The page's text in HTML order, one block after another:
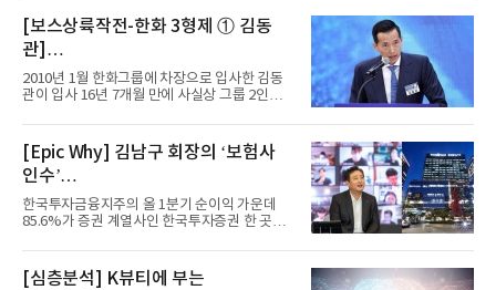
[보스상륙작전-한화 3형제 ① 김동
관]
입사 16년 만에 수석부회장 … 경영승
계 ‘초읽기’
2010년 1월 한화그룹에 차장으로 입사한 김동
관이 입사 16년 7개월 만에 사실상 그룹 2인자
[Epic Why] 김남구 회장의 ‘보험사
인수’
발걸음이 신중해진 배경은?
한국투자금융지주의 올 1분기 순이익 가운데
85.6%가 증권 계열사인 한국투자증권 한 곳에
[심층분석] K뷰티에 부는